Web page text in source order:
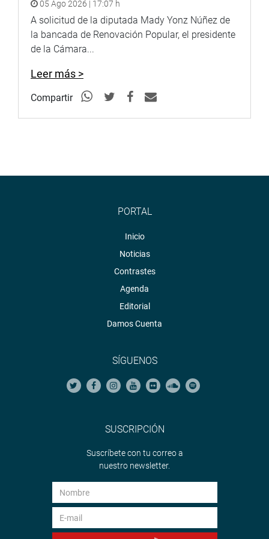
http://www.youtube.com/congresoperu
Soundcloud:https://soundcloud.com/radiocongreso
https://soundcloud.com/radiocongreso>
Sistema de Archivo Fotográfico (SAF):
05 Ago 2026 | 17:07 h
A solicitud de la diputada Mady Yonz Núñez de
la bancada de Renovación Popular, el presidente
de la Cámara...
Leer más >
Compartir
PORTAL
Inicio
Noticias
Contrastes
Agenda
Editorial
Damos Cuenta
SÍGUENOS
SUSCRIPCIÓN
Suscríbete con tu correo a
nuestro newsletter.